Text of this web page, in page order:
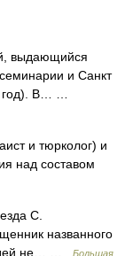
выдающийся
и Санкт
год). В… …
и тюрколог) и
над составом
С.
названного
не… …
Большая